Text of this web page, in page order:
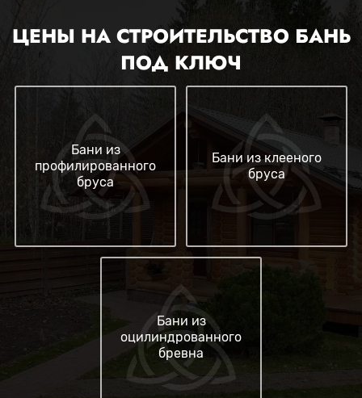
ЦЕНЫ НА СТРОИТЕЛЬСТВО БАНЬ
ПОД КЛЮЧ
Бани из
профилированного
бруса
Бани из клееного
бруса
Бани из
оцилиндрованного
бревна